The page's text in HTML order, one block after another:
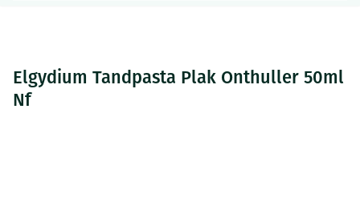
Elgydium Tandpasta Plak Onthuller 50ml
Nf